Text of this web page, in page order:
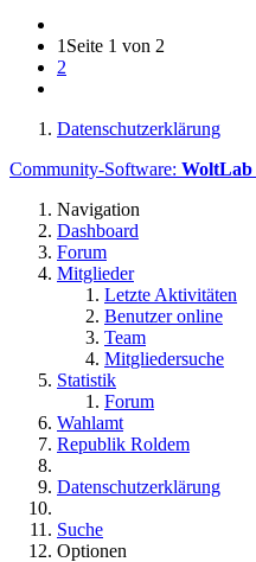
1 Seite 1 von 2
2
Datenschutzerklärung
Community-Software:
Navigation
Dashboard
Forum
Mitglieder
Letzte Aktivitäten
Benutzer online
Team
Mitgliedersuche
Statistik
Forum
Wahlamt
Republik Roldem
Datenschutzerklärung
Suche
Optionen